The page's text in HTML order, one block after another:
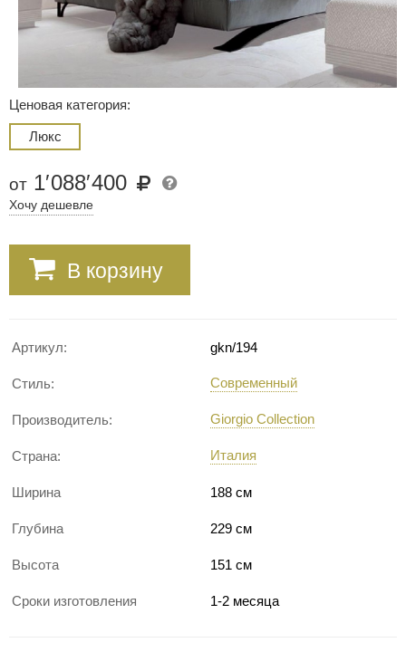
Ценовая категория:
Люкс
от 1′088′400
Хочу дешевле
В корзину
Артикул: gkn/194
Стиль: Современный
Производитель: Giorgio Collection
Страна: Италия
Ширина 188 см
Глубина 229 см
Высота 151 см
Сроки изготовления 1-2 месяца